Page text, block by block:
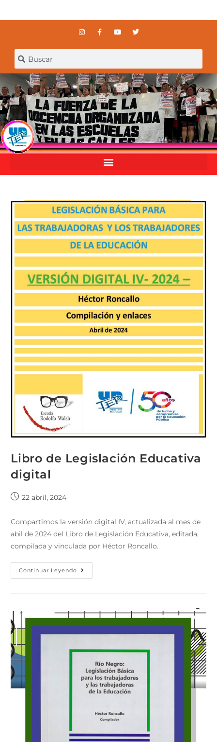
Libro de Legislación Educativa
digital
22 abril, 2024
Compartimos la versión digital IV, actualizada al mes de
abil de 2024 del Libro de Legislación Educativa, editada,
compilada y vinculada por Héctor Roncallo.
Continuar Leyendo